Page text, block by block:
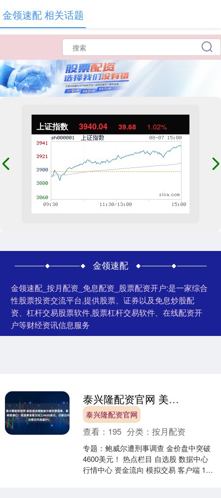
上证指数 3940.04 39.68 1.02%
金领速配
金领速配_按月配资_免息配资_股票配资开户:是一家综合
性股票投资交流平台,提供股票、证券以及免息炒股配
资、杠杆交易股票软件,股票杠杆交易软件、在线配资开
户等财经资讯信息服务
金领速配 相关话题
泰兴隆配资官网 美联储主席鲍威尔被刑事调查，最新回应：都是借口！现货黄金首次站上4600美元，白银日内涨超5%
泰兴隆配资官网
查看： 195 分类：按月配资
专题：鲍威尔遭刑事调查 金价盘中突破
4600美元！ 热点栏目 自选股 数据中心
行情中心 资金流向 模拟交易 客户端 12